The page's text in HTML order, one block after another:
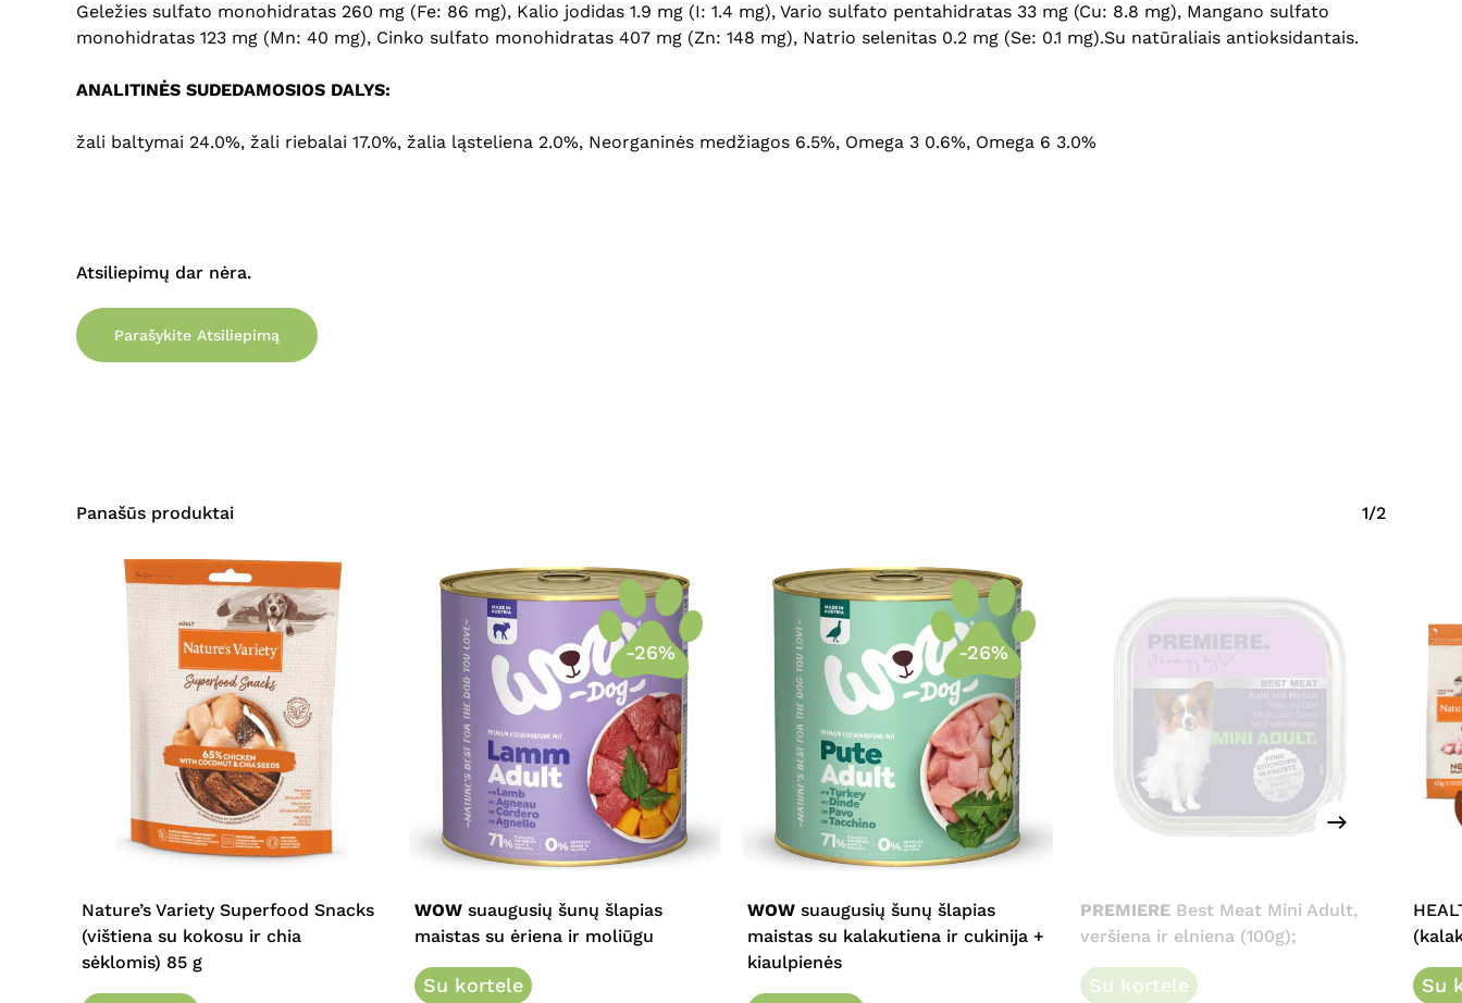
Krepšelyje nėra produktų.
Geležies sulfato monohidratas 260 mg (Fe: 86 mg), Kalio jodidas 1.9 mg (I: 1.4 mg), Vario sulfato pentahidratas 33 mg (Cu: 8.8 mg), Mangano sulfato
monohidratas 123 mg (Mn: 40 mg), Cinko sulfato monohidratas 407 mg (Zn: 148 mg), Natrio selenitas 0.2 mg (Se: 0.1 mg).Su natūraliais antioksidantais.
ANALITINĖS SUDEDAMOSIOS DALYS:
žali baltymai 24.0%, žali riebalai 17.0%, žalia ląsteliena 2.0%, Neorganinės medžiagos 6.5%, Omega 3 0.6%, Omega 6 3.0%
Atsiliepimų dar nėra.
Parašykite Atsiliepimą
Panašūs produktai 1/2
Nature’s Variety Superfood Snacks
(vištiena su kokosu ir chia
sėklomis) 85 g
-26%
This
product
multiple
variants.
options
WOW suaugusių šunų šlapias
maistas su ėriena ir moliūgu
Su kortele
-26%
This
product
multiple
variants.
The
WOW suaugusių šunų šlapias
maistas su kalakutiena ir cukinija +
kiaulpienės
PREMIERE Best Meat Mini Adult,
veršiena ir elniena (100g);
Su kortele Su